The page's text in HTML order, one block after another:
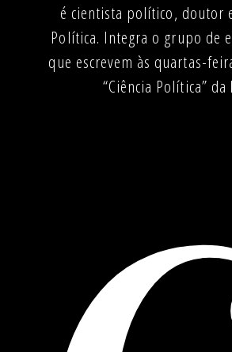
é cientista político, doutor
Política. Integra o grupo de
que escrevem às quartas-
“Ciência Política” da